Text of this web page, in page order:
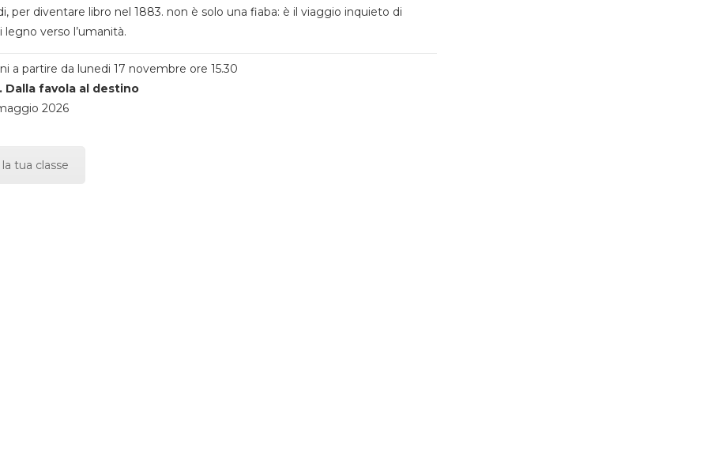
per diventare libro nel 1883. non è solo una fiaba: è il viaggio inquieto di
legno verso l’umanità.
a partire da lunedi 17 novembre ore 15.30
Dalla favola al destino
2026
tua classe